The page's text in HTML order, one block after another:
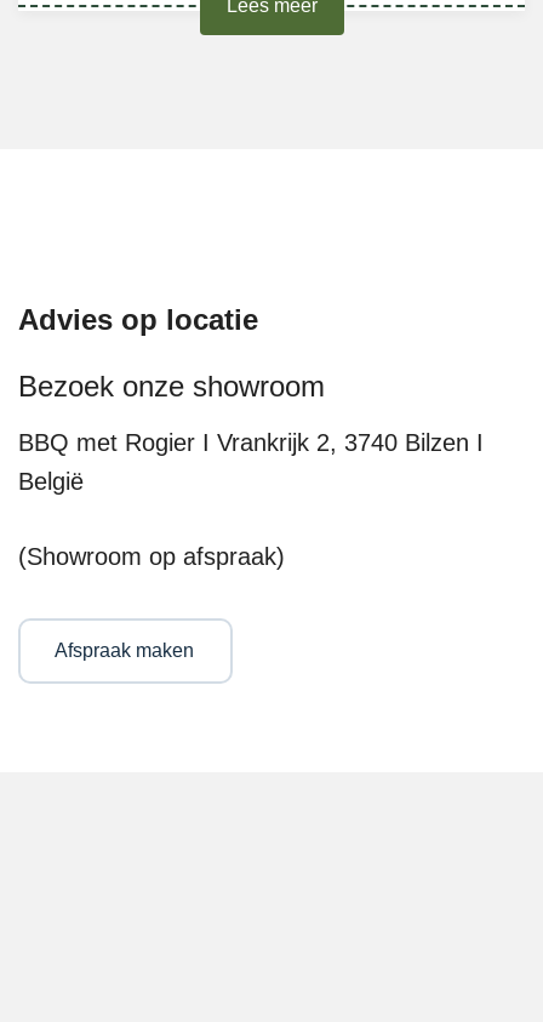
Lees meer
Advies op locatie
Bezoek onze showroom
BBQ met Rogier I Vrankrijk 2, 3740 Bilzen I
België
(Showroom op afspraak)
Afspraak maken